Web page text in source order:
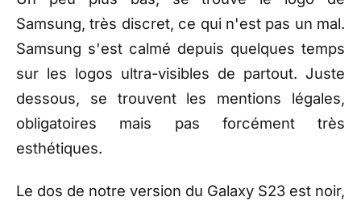
Samsung, très discret, ce qui n'est pas un mal.
Samsung s'est calmé depuis quelques temps
sur les logos ultra-visibles de partout. Juste
dessous, se trouvent les mentions légales,
obligatoires mais pas forcément très
esthétiques.
Le dos de notre version du Galaxy S23 est noir,